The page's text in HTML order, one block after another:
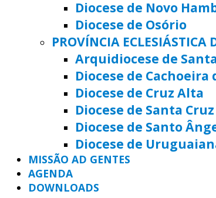
Diocese de Novo
Diocese de Osório
PROVÍNCIA ECLESIÁSTICA
Arquidiocese de
Diocese de Cachoeira
Diocese de Cruz Alta
Diocese de Santa
Diocese de Santo
Diocese de
MISSÃO AD GENTES
AGENDA
DOWNLOADS